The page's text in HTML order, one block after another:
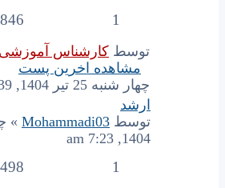
1
توسط کارشناس آموزشی
مشاهده اخرین پست
چهار شنبه 25 تیر 1404, 7:39 am
ارشد
توسط Mohammadi03
1404, 7:23 am
1